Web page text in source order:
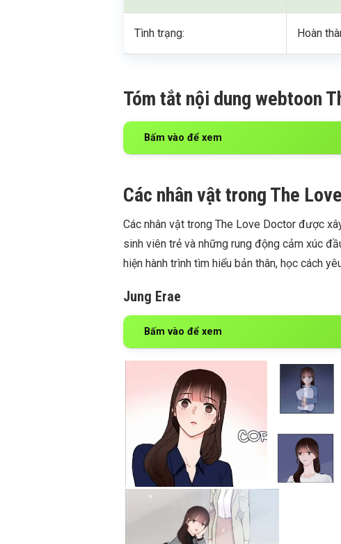
Tình trạng: Hoàn
Tóm tắt nội dung webtoon
Bấm vào để xem
Các nhân vật trong The
Các nhân vật trong The Love Doctor được
sinh viên trẻ và những rung động cảm xúc
hiện hành trình tìm hiểu bản thân, học cách
Jung Erae
Bấm vào để xem